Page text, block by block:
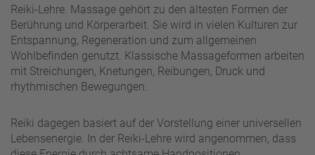
Reiki-Lehre. Massage gehört zu den ältesten Formen der
Berührung und Körperarbeit. Sie wird in vielen Kulturen zur
Entspannung, Regeneration und zum allgemeinen
Wohlbefinden genutzt. Klassische Massageformen arbeiten
mit Streichungen, Knetungen, Reibungen, Druck und
rhythmischen Bewegungen.
Reiki dagegen basiert auf der Vorstellung einer universellen
Lebensenergie. In der Reiki-Lehre wird angenommen, dass